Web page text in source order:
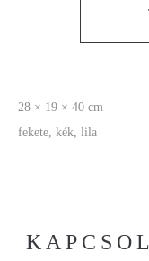
28 × 19 × 40 cm
fekete, kék, lila